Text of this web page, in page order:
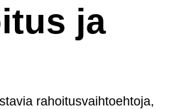
ja
rahoitusvaihtoehtoja,